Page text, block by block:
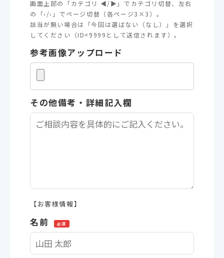
画面上部の「カテゴリ ◀/▶」でカテゴリ切替、左右
の「‹/›」でページ切替（各ページ3×3）。
該当が無い場合は「今回は選ばない（なし）」を選択
してください（ID=9999として送信されます）。
参考画像アップロード
その他備考・詳細記入欄
【お客様情報】
名前 必須